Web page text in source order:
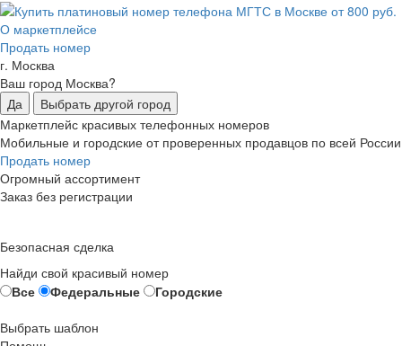
О маркетплейсе
Продать номер
г. Москва
Ваш город Москва?
Да
Выбрать другой город
Маркетплейс красивых телефонных номеров
Мобильные и городские от проверенных продавцов по всей России
Продать номер
Огромный ассортимент
Заказ без регистрации
Безопасная сделка
Найди свой красивый номер
Все
Федеральные
Городские
Выбрать шаблон